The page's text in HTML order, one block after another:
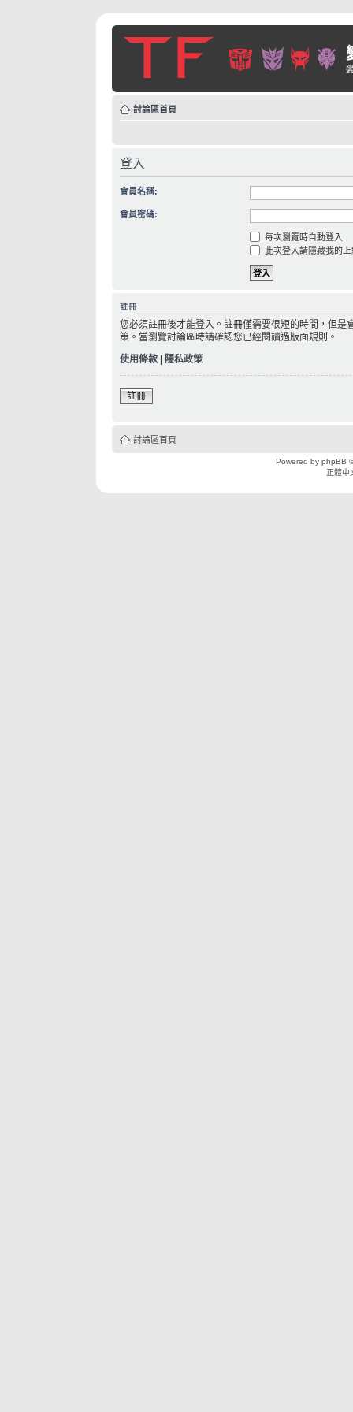
討論區首頁
登入
會員名稱:
會員密碼:
每次瀏覽時自動登入
此次登入請隱藏我的
註冊
您必須註冊後才能登入。註冊僅需要很短的時間，但
策。當瀏覽討論區時請確認您已經閱讀過版面規則。
使用條款
隱私政策
註冊
討論區首頁
Powered by phpBB
正體中